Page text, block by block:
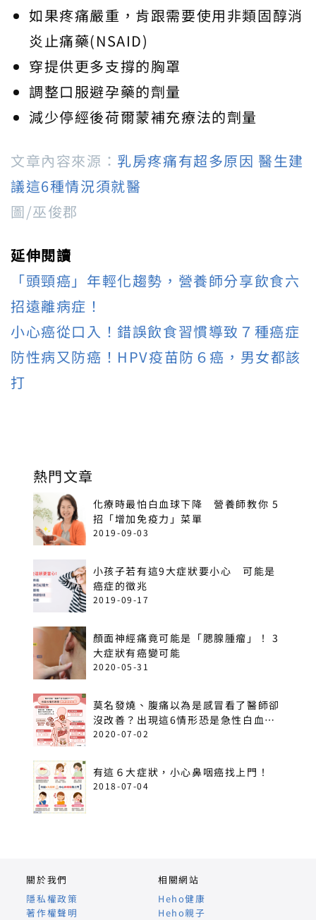
如果疼痛嚴重，肯跟需要使用非類固醇消
炎止痛藥(NSAID)
穿提供更多支撐的胸罩
調整口服避孕藥的劑量
減少停經後荷爾蒙補充療法的劑量
文章內容來源： 乳房疼痛有超多原因 醫生建
議這6種情況須就醫
圖/巫俊郡
延伸閱讀
「頭頸癌」年輕化趨勢，營養師分享飲食六
招遠離病症！
小心癌從口入！錯誤飲食習慣導致７種癌症
防性病又防癌！HPV疫苗防６癌，男女都該
打
熱門文章
化療時最怕白血球下降 營養師教你 5
招「增加免疫力」菜單
2019-09-03
小孩子若有這9大症狀要小心 可能是
癌症的徵兆
2019-09-17
顏面神經痛竟可能是「腮腺腫瘤」！ 3
大症狀有癌變可能
2020-05-31
莫名發燒、腹痛以為是感冒看了醫師卻
沒改善？出現這6情形恐是急性白血
病！
2020-07-02
有這６大症狀，小心鼻咽癌找上門！
2018-07-04
關於我們
隱私權政策
著作權聲明
相關網站
Heho健康
Heho親子